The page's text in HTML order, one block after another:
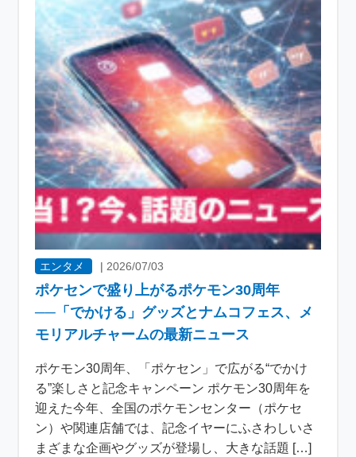
エンタメ | 2026/07/03
ポケセンで盛り上がるポケモン30周年
──「でかける」グッズとナムコフェス、メ
モリアルチャームの最新ニュース
ポケモン30周年、「ポケセン」で広がる“でかけ
る”楽しさと記念キャンペーン ポケモン30周年を
迎えた今年、全国のポケモンセンター（ポケセ
ン）や関連店舗では、記念イヤーにふさわしいさ
まざまな企画やグッズが登場し、大きな話題 […]